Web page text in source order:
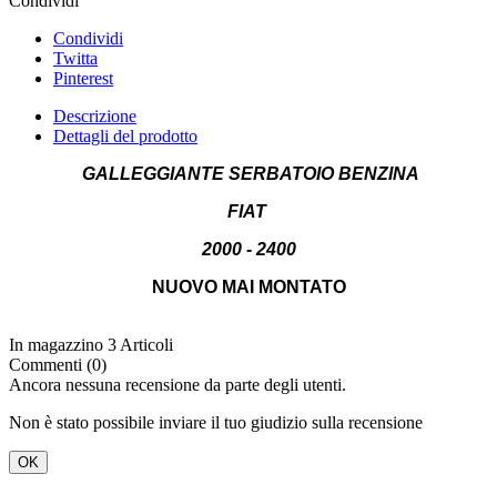
Condividi
Twitta
Pinterest
Descrizione
Dettagli del prodotto
GALLEGGIANTE SERBATOIO BENZINA
FIAT
2000 - 2400
NUOVO MAI MONTATO
In magazzino 3 Articoli
Commenti (0)
Ancora nessuna recensione da parte degli utenti.
Non è stato possibile inviare il tuo giudizio sulla recensione
OK